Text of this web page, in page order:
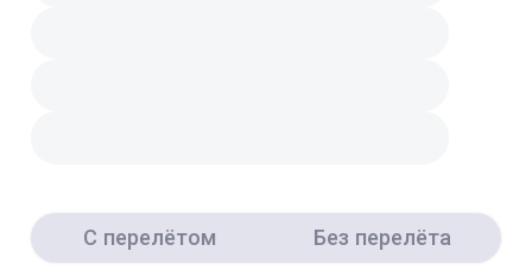
С перелётом Без перелёта